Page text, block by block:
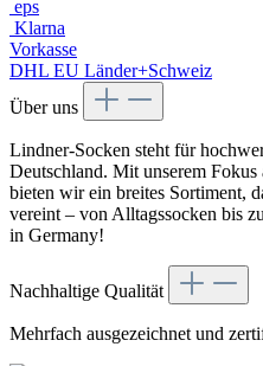
eps
Klarna
Vorkasse
DHL EU Länder+Schweiz
Über uns
Lindner-Socken steht für
Deutschland. Mit unserem
bieten wir ein breites Sortiment,
vereint – von Alltagssocken bis
in Germany!
Nachhaltige Qualität
Mehrfach ausgezeichnet und